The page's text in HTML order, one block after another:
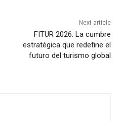
Next article
FITUR 2026: La cumbre
estratégica que redefine el
futuro del turismo global